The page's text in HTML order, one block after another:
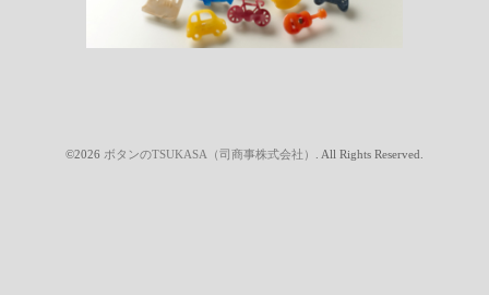
©2026 ボタンのTSUKASA（司商事株式会社） . All Rights Reserved.